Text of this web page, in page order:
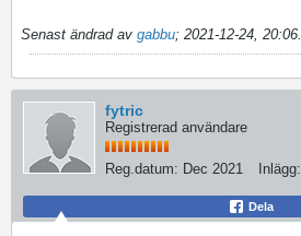
Senast ändrad av gabbu; 2021-12-24, 20:06
fytric
Registrerad användare
Reg.datum: Dec 2021 Inlägg:
Dela